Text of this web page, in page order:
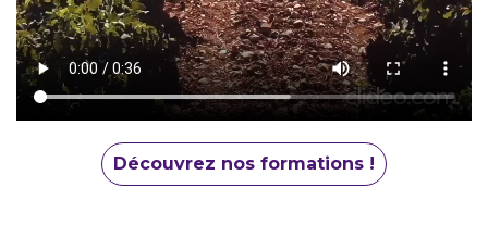
Découvrez nos formations !